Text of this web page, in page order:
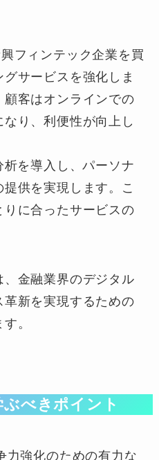
フィンテック企業を買
サービスを強化しま
顧客はオンラインでの
り、利便性が向上し
を導入し、パーソナ
供を実現します。こ
に合ったサービスの
金融業界のデジタル
新を実現するための
。
べきポイント
力強化のための有力な